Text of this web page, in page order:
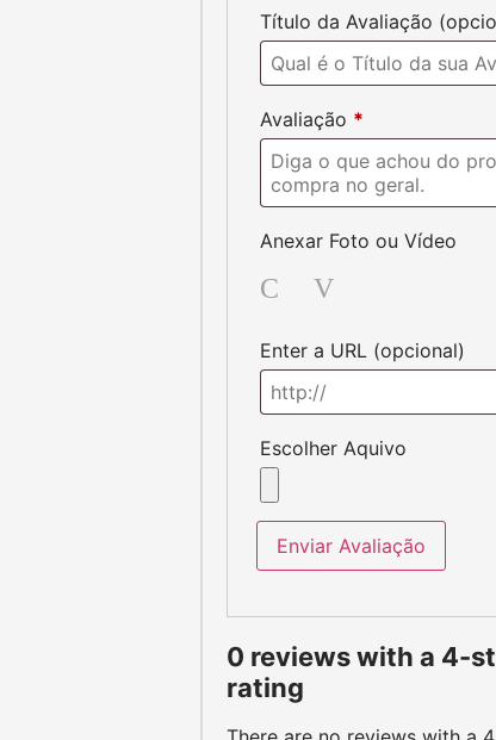
Título da Avaliação
Avaliação *
Anexar Foto ou Vídeo
Photo
Enter a URL (opcional)
Escolher Aquivo
Enviar Avaliação
0 reviews with a 4-
rating